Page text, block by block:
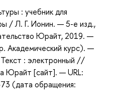
: учебник для
/ Л. Г. Ионин. — 5-е изд.,
Юрайт, 2019. —
Академический курс). —
: электронный //
Юрайт [сайт]. — URL:
(дата обращения: